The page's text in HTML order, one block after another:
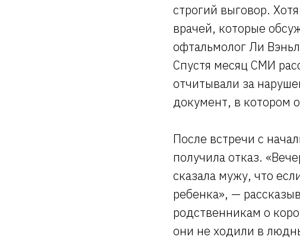
строгий выговор.
врачей, которые
офтальмолог Ли
Спустя месяц СМИ
отчитывали за
документ, в котором
После встречи с
получила отказ.
сказала мужу, что
ребенка», —
родственникам о
они не ходили в